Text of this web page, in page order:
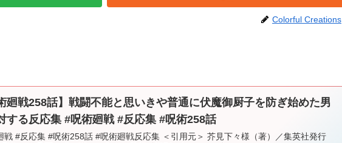
Colorful Creations
廻戦258話】戦闘不能と思いきや普通に伏魔御厨子を防ぎ始めた男
する反応集 #呪術廻戦 #反応集 #呪術258話
戦 #反応集 #呪術258話 #呪術廻戦反応集 ＜引用元＞ 芥見下々様（著）／集英社発行